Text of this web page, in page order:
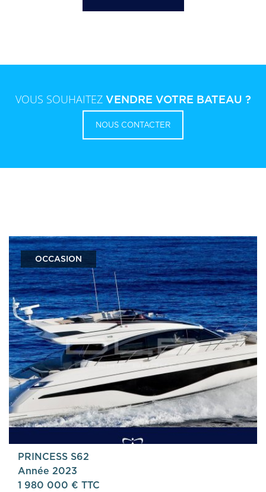
VOUS SOUHAITEZ VENDRE VOTRE BATEAU ?
NOUS CONTACTER
OCCASION
PRINCESS S62
Année 2023
1 980 000 € TTC